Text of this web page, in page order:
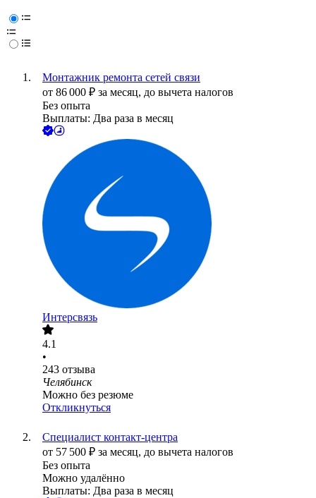
Монтажник ремонта сетей связи
от 86 000 ₽ за месяц, до вычета налогов
Без опыта
Выплаты: Два раза в месяц
Интерсвязь
4.1
•
243 отзыва
Челябинск
Можно без резюме
Откликнуться
Специалиcт контакт-центра
от 57 500 ₽ за месяц, до вычета налогов
Без опыта
Можно удалённо
Выплаты: Два раза в месяц